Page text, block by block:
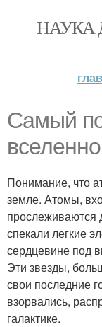
НАУКА
Самый
Понимание, что
земле. Атомы,
прослеживаются
спекали легкие
сердцевине под
Эти звезды,
свои последние
взорвались,
галактике.